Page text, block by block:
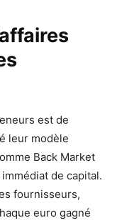
est de
leur modèle
Back Market
de capital.
fournisseurs,
euro gagné